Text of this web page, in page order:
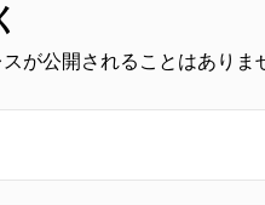
が公開されることはあり